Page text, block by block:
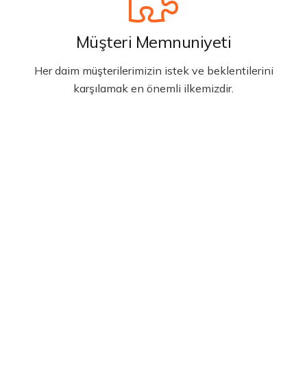
Müşteri Memnuniyeti
Her daim müşterilerimizin istek ve beklentilerini
karşılamak en önemli ilkemizdir.